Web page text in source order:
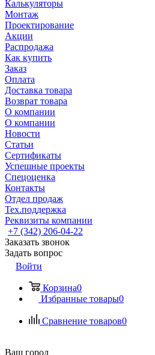
Калькуляторы
Монтаж
Проектирование
Акции
Распродажа
Как купить
Заказ
Оплата
Доставка товара
Возврат товара
О компании
О компании
Новости
Статьи
Сертификаты
Успешные проекты
Спецоценка
Контакты
Отдел продаж
Тех.поддержка
Реквизиты компании
+7 (342) 206-04-22
Заказать звонок
Задать вопрос
Войти
Корзина0
Избранные товары0
Сравнение товаров0
Ваш город